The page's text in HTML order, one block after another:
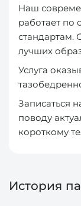
Наш
работает
стандартам.
лучших
Услуга
Записаться
поводу
короткому
История